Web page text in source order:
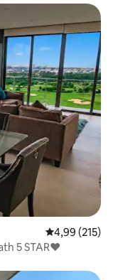
Средна
4,99 (215)
❤️Ultra Luxurious 3 Bedroom w/ 3.5 Bath 5 STAR❤️